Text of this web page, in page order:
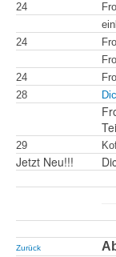
24
24
24
28
29
Jetzt Neu!!!
Zurück